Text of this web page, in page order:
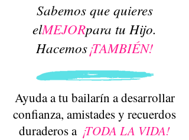
Sabemos que quieres
elMEJORpara tu Hijo.
Hacemos¡TAMBIÉN!
Ayuda a tu bailarín a desarrollar
confianza, amistades y recuerdos
duraderos a ¡TODA LA VIDA!